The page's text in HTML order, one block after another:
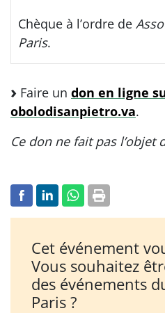
Chèque à l’ordre de
Paris.
Faire un don en ligne
obolodisanpietro.va.
Ce don ne fait pas l’objet
Cet événement
Vous souhaitez
des événements
Paris ?